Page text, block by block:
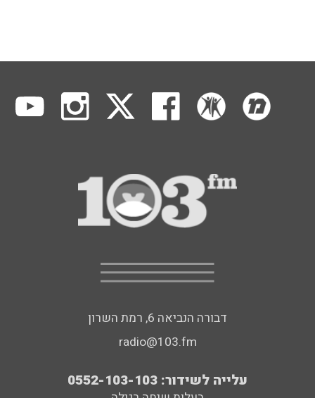
דבורה הנביאה 6, רמת השרון
radio@103.fm
עלייה לשידור: 0552-103-103